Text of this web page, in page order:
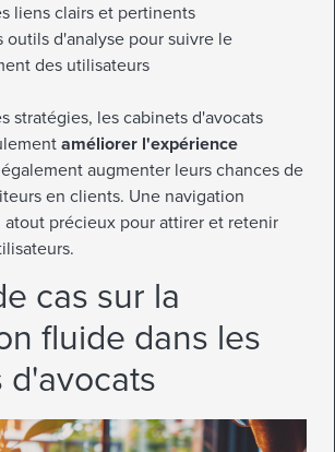
liens clairs et pertinents
outils d'analyse pour suivre le
des utilisateurs
stratégies, les cabinets d'avocats
améliorer l'expérience
augmenter leurs chances de
en clients. Une navigation
précieux pour attirer et retenir
cas sur la
fluide dans les
d'avocats